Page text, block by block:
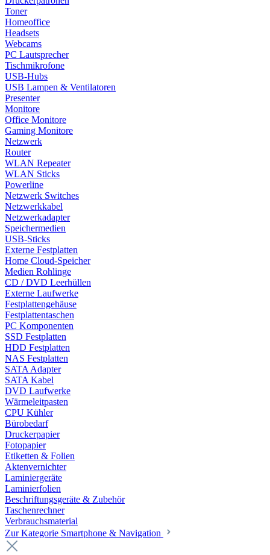
Toner
Homeoffice
Headsets
Webcams
PC Lautsprecher
Tischmikrofone
USB-Hubs
USB Lampen & Ventilatoren
Presenter
Monitore
Office Monitore
Gaming Monitore
Netzwerk
Router
WLAN Repeater
WLAN Sticks
Powerline
Netzwerk Switches
Netzwerkkabel
Netzwerkadapter
Speichermedien
USB-Sticks
Externe Festplatten
Home Cloud-Speicher
Medien Rohlinge
CD / DVD Leerhüllen
Externe Laufwerke
Festplattengehäuse
Festplattentaschen
PC Komponenten
SSD Festplatten
HDD Festplatten
NAS Festplatten
SATA Adapter
SATA Kabel
DVD Laufwerke
Wärmeleitpasten
CPU Kühler
Bürobedarf
Druckerpapier
Fotopapier
Etiketten & Folien
Aktenvernichter
Laminiergeräte
Laminierfolien
Beschriftungsgeräte & Zubehör
Taschenrechner
Verbrauchsmaterial
Zur Kategorie Smartphone & Navigation